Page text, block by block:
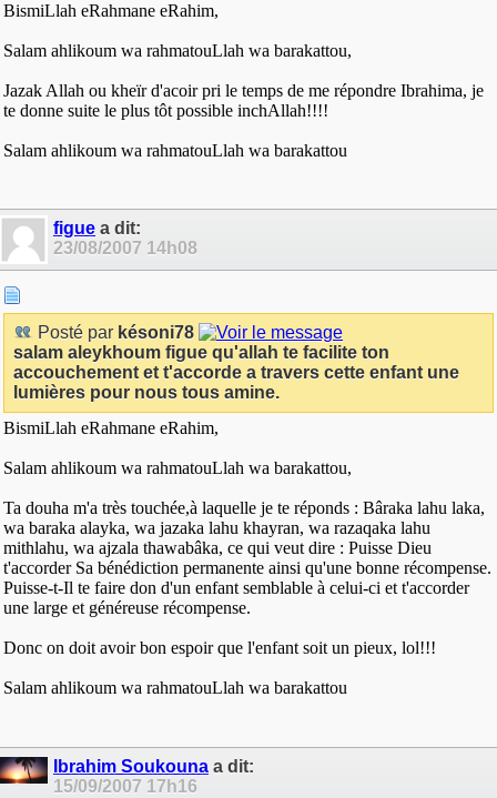
BismiLlah eRahmane eRahim,
Salam ahlikoum wa rahmatouLlah wa barakattou,
Jazak Allah ou kheïr d'acoir pri le temps de me répondre Ibrahima, je
te donne suite le plus tôt possible inchAllah!!!!
Salam ahlikoum wa rahmatouLlah wa barakattou
figue a dit:
23/08/2007 14h08
Posté par késoni78
salam aleykhoum figue qu'allah te facilite ton
accouchement et t'accorde a travers cette enfant une
lumières pour nous tous amine.
BismiLlah eRahmane eRahim,
Salam ahlikoum wa rahmatouLlah wa barakattou,
Ta douha m'a très touchée,à laquelle je te réponds : Bâraka lahu laka,
wa baraka alayka, wa jazaka lahu khayran, wa razaqaka lahu
mithlahu, wa ajzala thawabâka, ce qui veut dire : Puisse Dieu
t'accorder Sa bénédiction permanente ainsi qu'une bonne récompense.
Puisse-t-Il te faire don d'un enfant semblable à celui-ci et t'accorder
une large et généreuse récompense.
Donc on doit avoir bon espoir que l'enfant soit un pieux, lol!!!
Salam ahlikoum wa rahmatouLlah wa barakattou
Ibrahim Soukouna a dit:
15/09/2007 17h16